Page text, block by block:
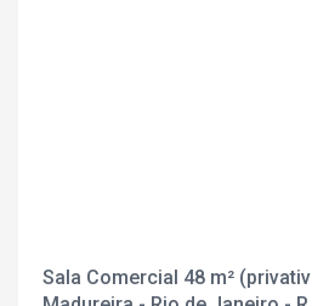
Sala Comercial 48 m²